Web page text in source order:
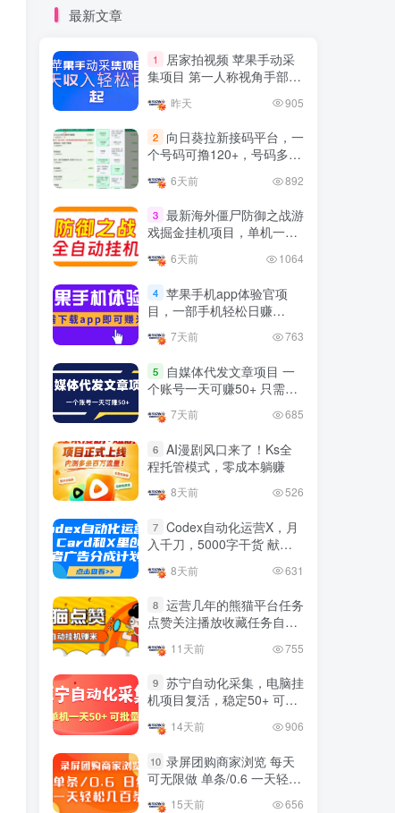
想做项目可以联系虎哥微信 虎哥一对一
解答并且远程视频教学
Google AdSense 新手接入
教程：虎哥手把手教你用网
站赚取美元收入
TOP2
质博主！
4年前 1.5W+人已阅读
网易云音乐黑胶会员，三个
官方免费领取教程，最高可
领1年
4年前 1.4W+人已阅读
十大电脑挂机赚钱
4年前 1.2W+人已阅读
TOP5
腾讯欢乐斗地主打金项目，
回收欢乐豆 一台电脑日收益
500+
3年前 5672人已阅读
TOP6
外面开车的三角洲出售脚
本，无卡密版本 单窗口日收
益30-70+ 可批量操作
1年前 4877人已阅读
TOP7
最新快手极速版秒货脚本，
直播间扫货必备神器【秒货
2年前 4556人已阅读
TOP8
0粉0基础抖音做旅游直播，
30天带货250万GMV，纯利
10万，及经验
TOP9
国内最多电脑挂机赚钱项目
TOP10
友情链接申请联系虎哥
最新文章
1
居家拍视频 苹果手动采
集项目 第一人称视角手部操
元起昨天 905
2
向日葵拉新接码平台，一
个号码可撸120+，号码多的
6天前 892
3 最新海外僵尸防御之战游
戏掘金挂机项目，单机一天
6天前 1064
4 苹果手机app体验官项
目，一部手机轻松日赚
载安装app即可获取高额收
益
7天前 763
5
自媒体代发文章项目 一
个账号一天可赚50+ 只需动
7天前 685
6 AI漫剧风口来了！Ks全
程托管模式，零成本躺赚
8天前 526
7 Codex自动化运营X，月
入千刀，5000字干货 献给
8天前 631
8 运营几年的熊猫平台任务
点赞关注播放收藏任务自动
量
11天前 755
9 苏宁自动化采集，电脑挂
机项目复活，稳定50+ 可批
14天前 906
10 录屏团购商家浏览 每天
可无限做 单条/0.6 一天轻松
15天前 656